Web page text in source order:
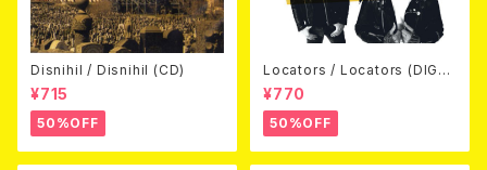
Disnihil / Disnihil (CD)
¥715
50%OFF
Locators / Locators (DIGPA
CK CD)
¥770
50%OFF